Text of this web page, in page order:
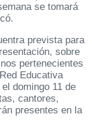
se tomará
prevista para
sobre
pertenecientes
Educativa
domingo 11 de
cantores,
presentes en la